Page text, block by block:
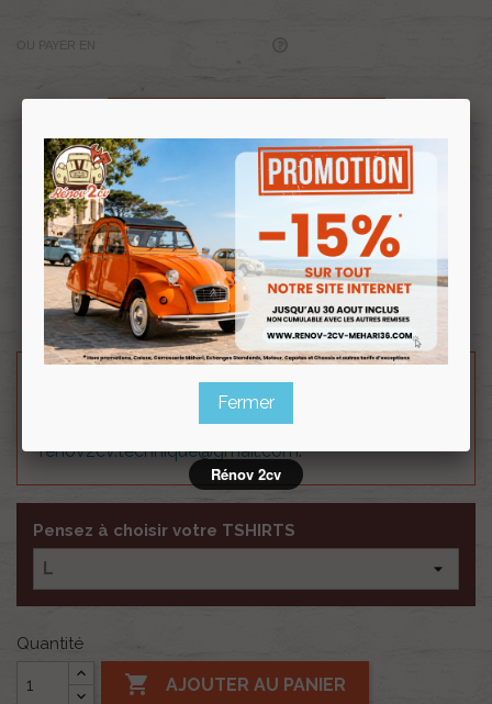
avec la Carte clubRenov 2cv
Souscrire
au clubRenov 2cv
Matière : 100% COTON
Besoin d'un renseignement technique sur le produit
? N'hésitez pas à contacter notre service
0254 277 154ou par mail à
renov2cv.technique@gmail.com.
Pensez à choisir votre TSHIRTS
Quantité
 AJOUTER AU PANIER
Fermer
Rénov 2cv